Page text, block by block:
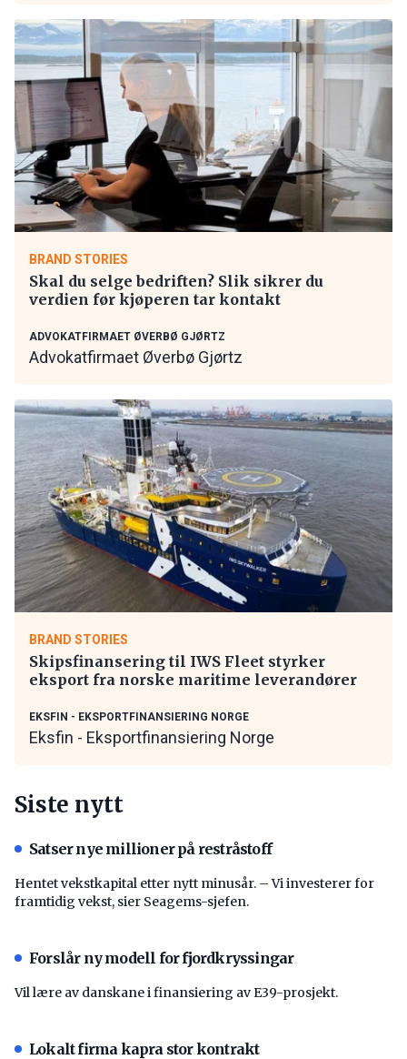
BRAND STORIES
Skal du selge bedriften? Slik sikrer du
verdien før kjøperen tar kontakt
ADVOKATFIRMAET ØVERBØ GJØRTZ
Advokatfirmaet Øverbø Gjørtz
BRAND STORIES
Skipsfinansering til IWS Fleet styrker
eksport fra norske maritime leverandører
EKSFIN - EKSPORTFINANSIERING NORGE
Eksfin - Eksportfinansiering Norge
Siste nytt
Satser nye millioner på restråstoff
Hentet vekstkapital etter nytt minusår. – Vi investerer for
framtidig vekst, sier Seagems-sjefen.
Forslår ny modell for fjordkryssingar
Vil lære av danskane i finansiering av E39-prosjekt.
Lokalt firma kapra stor kontrakt